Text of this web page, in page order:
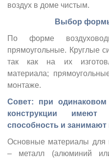
воздух в доме чистым.
Выбор
По форме
прямоугольные. Круглые
так как на их
материала;
монтаже.
Совет: при
конструкции имеют
способность и
Основные материалы для
– металл (алюминий